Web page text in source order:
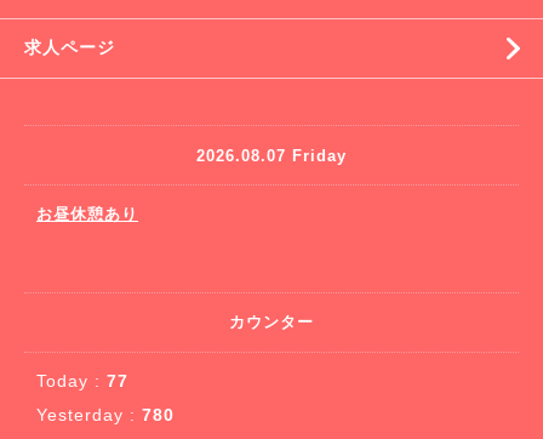
求人ページ
2026.08.07 Friday
お昼休憩あり
カウンター
Today : 77
Yesterday : 780